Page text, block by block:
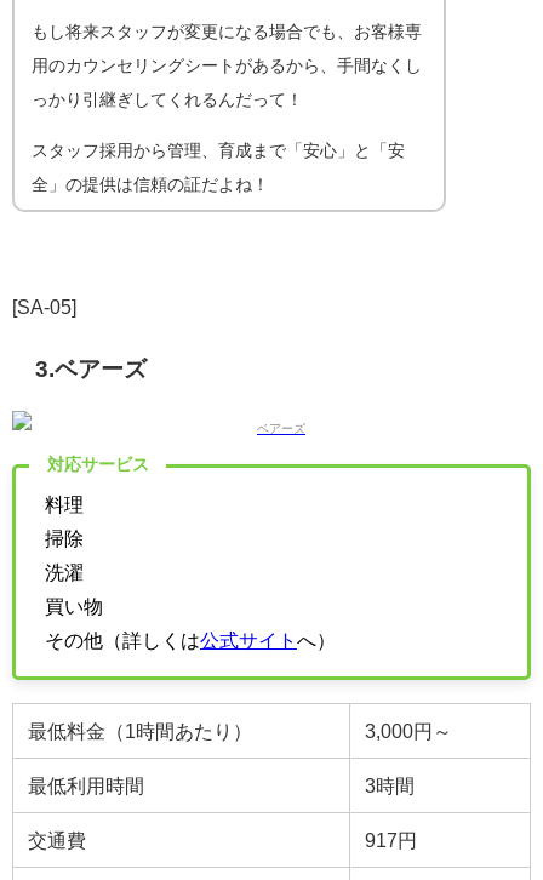
もし将来スタッフが変更になる場合でも、お客様専
用のカウンセリングシートがあるから、手間なくし
っかり引継ぎしてくれるんだって！
スタッフ採用から管理、育成まで「安心」と「安
全」の提供は信頼の証だよね！
[SA-05]
3.ベアーズ
対応サービス
料理
掃除
洗濯
買い物
その他（詳しくは公式サイト へ）
最低料金（1時間あたり） 3,000円～
最低利用時間 3時間
交通費 917円